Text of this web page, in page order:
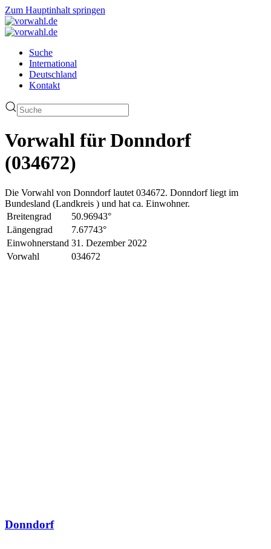
Zum Hauptinhalt springen
Suche
International
Deutschland
Kontakt
Vorwahl für Donndorf
(034672)
Die Vorwahl von Donndorf lautet 034672. Donndorf liegt im
Bundesland (Landkreis ) und hat ca. Einwohner.
Breitengrad
50.96943°
Längengrad
7.67743°
Einwohnerstand 31. Dezember 2022
Vorwahl
034672
Donndorf